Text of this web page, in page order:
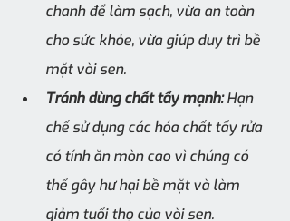
chanh để làm sạch, vừa an toàn
cho sức khỏe, vừa giúp duy trì bề
mặt vòi sen.
Tránh dùng chất tẩy mạnh: Hạn
chế sử dụng các hóa chất tẩy rửa
có tính ăn mòn cao vì chúng có
thể gây hư hại bề mặt và làm
giảm tuổi thọ của vòi sen.